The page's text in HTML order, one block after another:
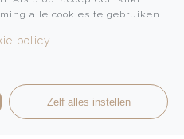
alle cookies te gebruiken.
policy
Zelf alles instellen